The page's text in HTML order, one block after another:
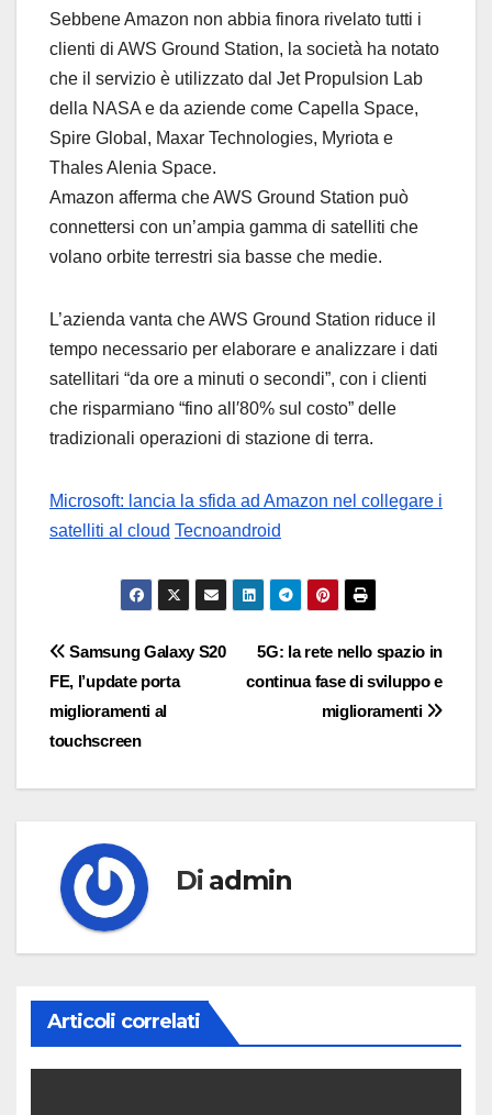
Sebbene Amazon non abbia finora rivelato tutti i
clienti di AWS Ground Station, la società ha notato
che il servizio è utilizzato dal Jet Propulsion Lab
della NASA e da aziende come Capella Space,
Spire Global, Maxar Technologies, Myriota e
Thales Alenia Space.
Amazon afferma che AWS Ground Station può
connettersi con un’ampia gamma di satelliti che
volano orbite terrestri sia basse che medie.
L’azienda vanta che AWS Ground Station riduce il
tempo necessario per elaborare e analizzare i dati
satellitari “da ore a minuti o secondi”, con i clienti
che risparmiano “fino all′80% sul costo” delle
tradizionali operazioni di stazione di terra.
Microsoft: lancia la sfida ad Amazon nel collegare i
satelliti al cloud Tecnoandroid
Navigazione
articoli
5G: la rete nello spazio in
continua fase di sviluppo e
miglioramenti
Samsung Galaxy S20
FE, l’update porta
miglioramenti al
touchscreen
Di admin
Articoli correlati